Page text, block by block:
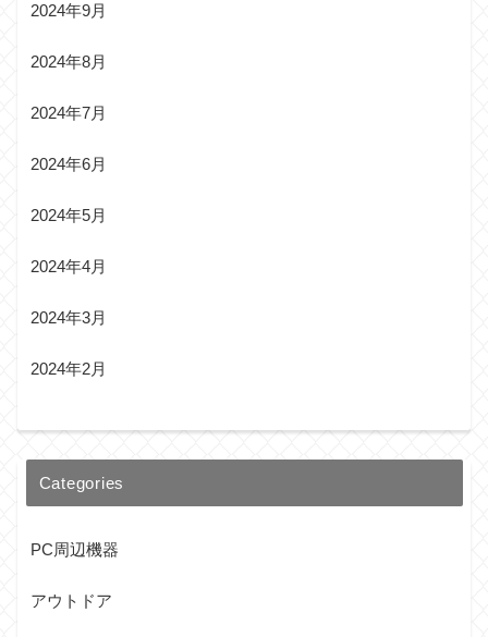
2024年9月
2024年8月
2024年7月
2024年6月
2024年5月
2024年4月
2024年3月
2024年2月
Categories
PC周辺機器
アウトドア